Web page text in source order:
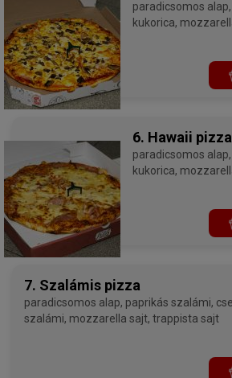
paradicsomos alap, sonka, gomba,
6. Hawaii pizza
paradicsomos alap, sonka, ananász,
7. Szalámis pizza
paradicsomos alap, paprikás szalámi, csemege
szalámi, mozzarella sajt, trappista sajt